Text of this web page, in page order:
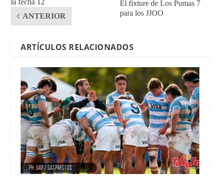
ANTERIOR
El fixture de Los Pumas 7
para los JJOO
ARTÍCULOS RELACIONADOS